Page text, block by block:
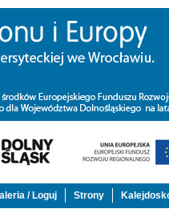
/ Loguj Strony